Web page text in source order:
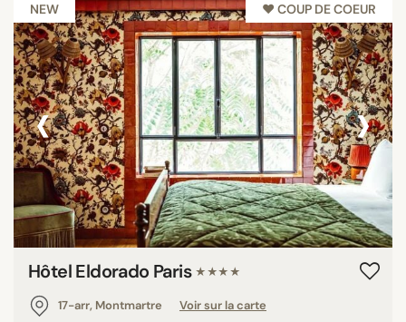
NEW ♥︎ COUP DE COEUR
‹ ›
Hôtel Eldorado Paris ★★★★
17-arr, Montmartre
Voir sur la carte